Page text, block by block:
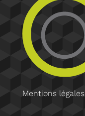
Mentions légales